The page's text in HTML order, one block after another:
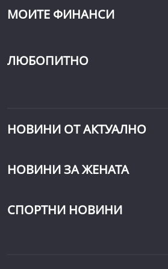
МОИТЕ ФИНАНСИ
ЛЮБОПИТНО
НОВИНИ ОТ АКТУАЛНО
НОВИНИ ЗА ЖЕНАТА
СПОРТНИ НОВИНИ